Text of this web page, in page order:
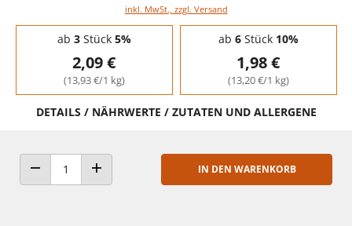
inkl. MwSt., zzgl. Versand
Staffelpreise - Mengenrabatt
ab 3Stück 5%
2,09 €
(13,93 €/1 kg)
ab 6Stück 10%
1,98 €
(13,20 €/1 kg)
DETAILS / NÄHRWERTE / ZUTATEN UND ALLERGENE
ANZAHL VERRINGERNANZAHL ERHÖHEN
IN DEN WARENKORB